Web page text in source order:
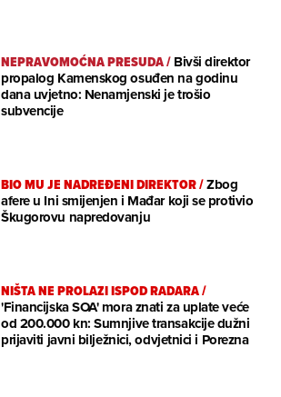
NEPRAVOMOĆNA PRESUDA/Bivši direktor
propalog Kamenskog osuđen na godinu
dana uvjetno: Nenamjenski je trošio
subvencije
BIO MU JE NADREĐENI DIREKTOR/Zbog
afere u Ini smijenjen i Mađar koji se protivio
Škugorovu napredovanju
NIŠTA NE PROLAZI ISPOD RADARA/
'Financijska SOA' mora znati za uplate veće
od 200.000 kn: Sumnjive transakcije dužni
prijaviti javni bilježnici, odvjetnici i Porezna